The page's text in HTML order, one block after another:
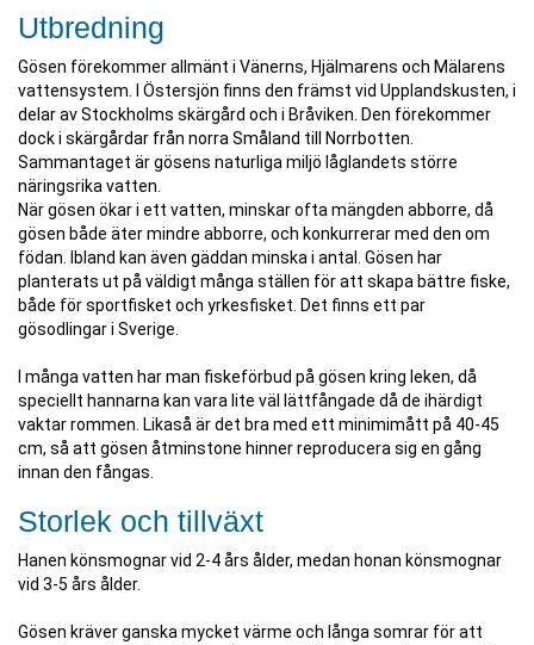
Utbredning
Gösen förekommer allmänt i Vänerns, Hjälmarens och Mälarens
vattensystem. I Östersjön finns den främst vid Upplandskusten, i
delar av Stockholms skärgård och i Bråviken. Den förekommer
dock i skärgårdar från norra Småland till Norrbotten.
Sammantaget är gösens naturliga miljö låglandets större
näringsrika vatten.
När gösen ökar i ett vatten, minskar ofta mängden abborre, då
gösen både äter mindre abborre, och konkurrerar med den om
födan. Ibland kan även gäddan minska i antal. Gösen har
planterats ut på väldigt många ställen för att skapa bättre fiske,
både för sportfisket och yrkesfisket. Det finns ett par
gösodlingar i Sverige.
I många vatten har man fiskeförbud på gösen kring leken, då
speciellt hannarna kan vara lite väl lättfångade då de ihärdigt
vaktar rommen. Likaså är det bra med ett minimimått på 40-45
cm, så att gösen åtminstone hinner reproducera sig en gång
innan den fångas.
Storlek och tillväxt
Hanen könsmognar vid 2-4 års ålder, medan honan könsmognar
vid 3-5 års ålder.
Gösen kräver ganska mycket värme och långa somrar för att